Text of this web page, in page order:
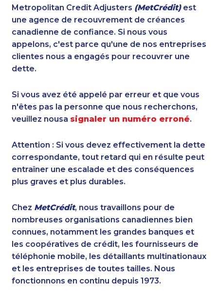
Metropolitan Credit Adjusters (MetCrédit)est
une agence de recouvrement de créances
canadienne de confiance. Si nous vous
appelons, c'est parce qu'une de nos entreprises
clientes nous a engagés pour recouvrer une
dette.
Si vous avez été appelé par erreur et que vous
n'êtes pas la personne que nous recherchons,
veuillez nousa signaler un numéro erroné.
Attention : Si vous devez effectivement la dette
correspondante, tout retard qui en résulte peut
entraîner une escalade et des conséquences
plus graves et plus durables.
Chez MetCrédit, nous travaillons pour de
nombreuses organisations canadiennes bien
connues, notamment les grandes banques et
les coopératives de crédit, les fournisseurs de
téléphonie mobile, les détaillants multinationaux
et les entreprises de toutes tailles. Nous
fonctionnons en continu depuis 1973.